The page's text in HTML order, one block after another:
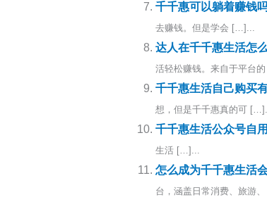
千千惠可以躺着赚钱
去赚钱。但是学会 […]...
达人在千千惠生活怎
活轻松赚钱。来自于平台
千千惠生活自己购买
想，但是千千惠真的可
千千惠生活公众号自
生活 […]...
怎么成为千千惠生活
台，涵盖日常消费、旅游